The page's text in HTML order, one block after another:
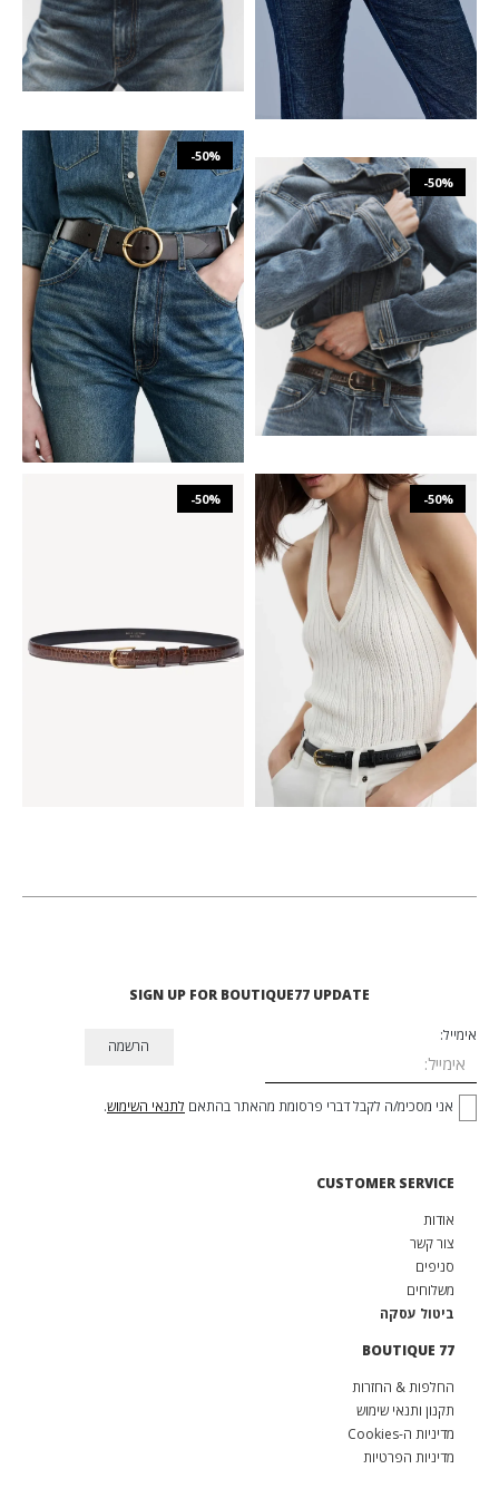
80 85 90
-50%
₪1,505
₪
80 85 90
-50%
₪1,874
₪937
75 80 85
-50%
₪1,505
₪ 753
75 80 85
-50%
₪1,505
₪753
CUSTOMER SERVICE
אודות
צור קשר
סניפים
משלוחים
ביטול עסקה
BOUTIQUE 77
החלפות & החזרות
תקנון ותנאי שימוש
מדיניות ה-Cookies
מדיניות הפרטיות
SIGN UP FOR BOUTIQUE77 UPDATE
אימייל:
אני מסכימ/ה לקבל דברי פרסומת מהאתר בהתאם לתנאי השימוש.